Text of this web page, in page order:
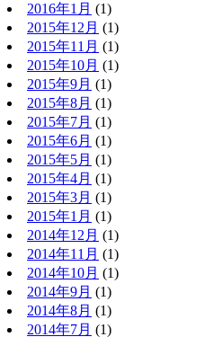
2016年1月 (1)
2015年12月 (1)
2015年11月 (1)
2015年10月 (1)
2015年9月 (1)
2015年8月 (1)
2015年7月 (1)
2015年6月 (1)
2015年5月 (1)
2015年4月 (1)
2015年3月 (1)
2015年1月 (1)
2014年12月 (1)
2014年11月 (1)
2014年10月 (1)
2014年9月 (1)
2014年8月 (1)
2014年7月 (1)